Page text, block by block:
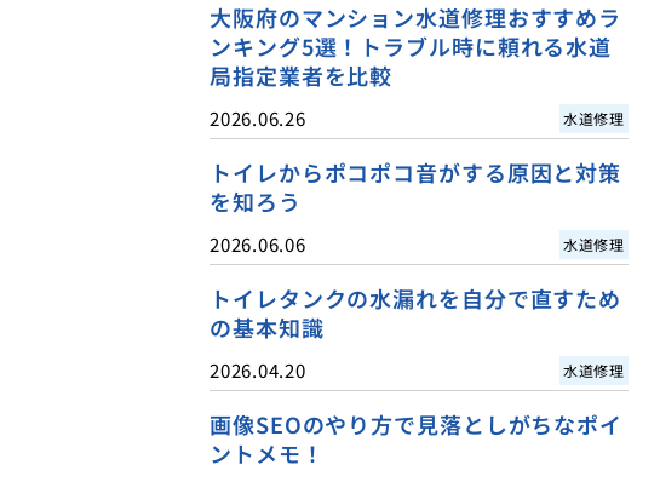
大阪府のマンション水道修理おすすめラ
ンキング5選！トラブル時に頼れる水道
局指定業者を比較
2026.06.26 水道修理
トイレからポコポコ音がする原因と対策
を知ろう
2026.06.06 水道修理
トイレタンクの水漏れを自分で直すため
の基本知識
2026.04.20 水道修理
画像SEOのやり方で見落としがちなポイ
ントメモ！